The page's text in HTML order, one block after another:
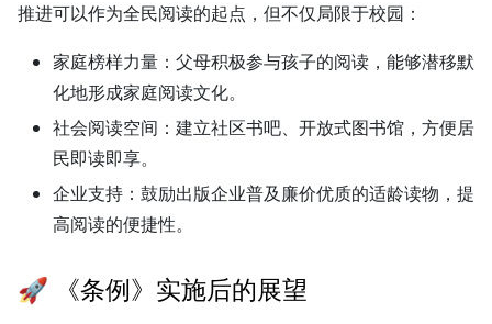
推进可以作为全民阅读的起点，但不仅局限于校园：
家庭榜样力量： 父母积极参与孩子的阅读，能够潜移默
化地形成家庭阅读文化。
社会阅读空间： 建立社区书吧、开放式图书馆，方便居
民即读即享。
企业支持： 鼓励出版企业普及廉价优质的适龄读物，提
高阅读的便捷性。
🚀 《条例》实施后的展望